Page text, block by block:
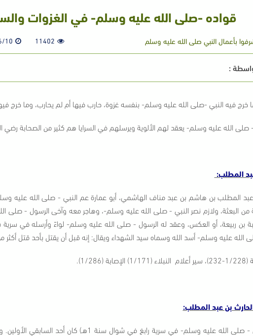
قواده -صلى الله عليه وسلم- في الغزوات
بأعمال النبي صلى الله عليه وسلم 11402
10
:
فيه النبي -صلى الله عليه وسلم- بنفسه غزوة، حارب فيها أم لم يحارب، وما خرج
- صلى الله عليه وسلم- يعقد لهم الألوية ويرسلهم في السرايا هم كثير من الصحابة رضي
المطلب:
المطلب بن هاشم بن عبد مناف الهاشمي، أبو عمارة عم النبي - صلى الله عليه
من البعثة، ولازم نصر النبي - صلى الله عليه وسلم-، وهاجر معه وآخى الرسول -
الله عليه وسلم- أسد الله وسماه سيد الشهداء ويقال: إنه قبل أن يقتل بأحد قتل أكثر
(1/286).
بن عبد المطلب:
(أمره الرسول - صلى الله عليه وسلم- في